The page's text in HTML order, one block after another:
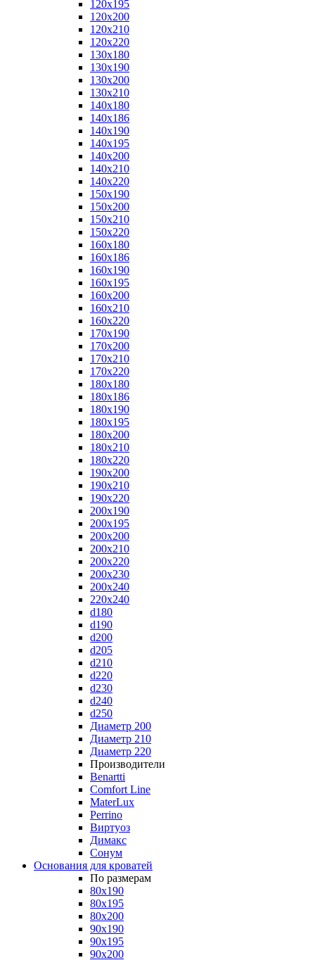
120x195
120x200
120x210
120x220
130x180
130x190
130x200
130x210
140x180
140x186
140x190
140x195
140x200
140x210
140x220
150x190
150x200
150x210
150x220
160x180
160x186
160x190
160x195
160x200
160x210
160x220
170x190
170x200
170x210
170x220
180x180
180x186
180x190
180x195
180x200
180x210
180x220
190x200
190x210
190x220
200x190
200x195
200x200
200x210
200x220
200x230
200x240
220x240
d180
d190
d200
d205
d210
d220
d230
d240
d250
Диаметр 200
Диаметр 210
Диаметр 220
Производители
Benartti
Comfort Line
MaterLux
Perrino
Виртуоз
Димакс
Сонум
Основания для кроватей
По размерам
80x190
80x195
80x200
90x190
90x195
90x200